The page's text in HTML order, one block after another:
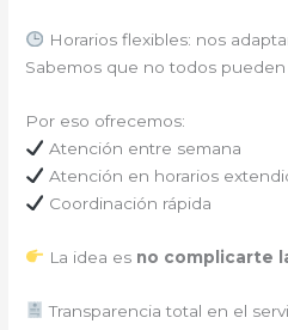
Horarios flexibles: nos
Sabemos que no todos pueden
Por eso ofrecemos:
Atención entre semana
Atención en horarios
Coordinación rápida
La idea es no complicarte
Transparencia total en el